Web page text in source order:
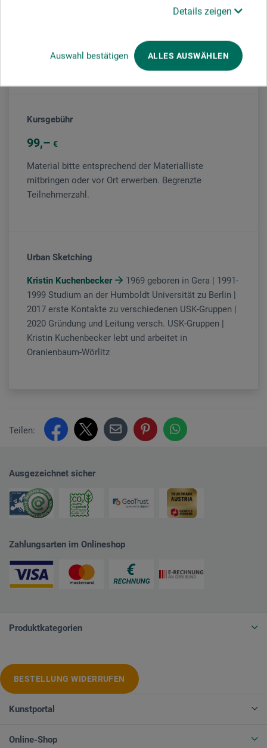
Details zeigen
Auswahl bestätigen ALLES AUSWÄHLEN
Kursgebühr
99 €
Material bitte entsprechend der Materialliste
mitbringen oder vor Ort erwerben. Begrenzte
Teilnehmerzahl.
Urban Sketching
Kristin Kuchenbecker
1969 geboren in Gera | 1991-
1999 Studium an der Humboldt Universität zu Berlin |
2017 erste Kontakte zu verschiedenen USK-Gruppen |
2020 Gründung und Leitung versch. USK-Gruppen |
Kristin Kuchenbecker lebt und arbeitet in
Oranienbaum-Wörlitz
Teilen:
Ausgezeichnet sicher
Zahlungsarten im Onlineshop
Produktkategorien
BESTELLUNG WIDERRUFEN
Kunstportal
Online-Shop